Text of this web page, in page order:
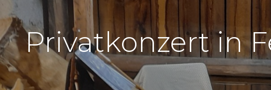
Privatkonzert in